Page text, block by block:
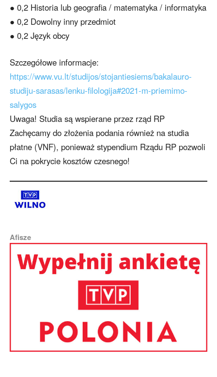
● 0,2 Historia lub geografia / matematyka / informatyka
● 0,2 Dowolny inny przedmiot
● 0,2 Język obcy
Szczegółowe informacje:
https://www.vu.lt/studijos/stojantiesiems/bakalauro-
studiju-sarasas/lenku-filologija#2021-m-priemimo-
salygos
Uwaga! Studia są wspierane przez rząd RP
Zachęcamy do złożenia podania również na studia
płatne (VNF), ponieważ stypendium Rządu RP pozwoli
Ci na pokrycie kosztów czesnego!
Afisze